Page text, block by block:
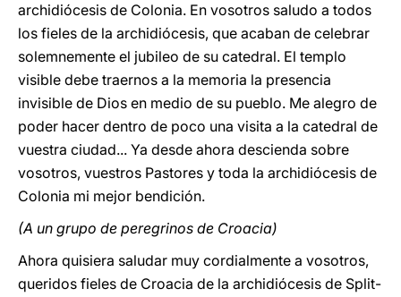
archidiócesis de Colonia. En vosotros saludo a todos
los fieles de la archidiócesis, que acaban de celebrar
solemnemente el jubileo de su catedral. El templo
visible debe traernos a la memoria la presencia
invisible de Dios en medio de su pueblo. Me alegro de
poder hacer dentro de poco una visita a la catedral de
vuestra ciudad... Ya desde ahora descienda sobre
vosotros, vuestros Pastores y toda la archidiócesis de
Colonia mi mejor bendición.
(A un grupo de peregrinos de Croacia)
Ahora quisiera saludar muy cordialmente a vosotros,
queridos fieles de Croacia de la archidiócesis de Split-